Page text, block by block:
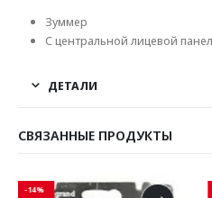
Зуммер
С центральной лицевой
ДЕТАЛИ
СВЯЗАННЫЕ ПРОДУКТЫ
-14%